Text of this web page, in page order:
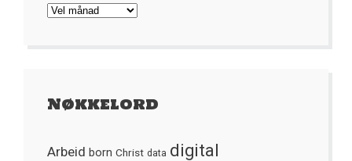
Arkivet
Nøkkelord
Arbeid born Christ data digital